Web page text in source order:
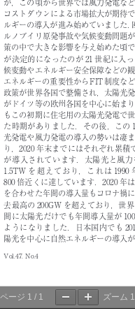
ページ 1 / 1 ズーム